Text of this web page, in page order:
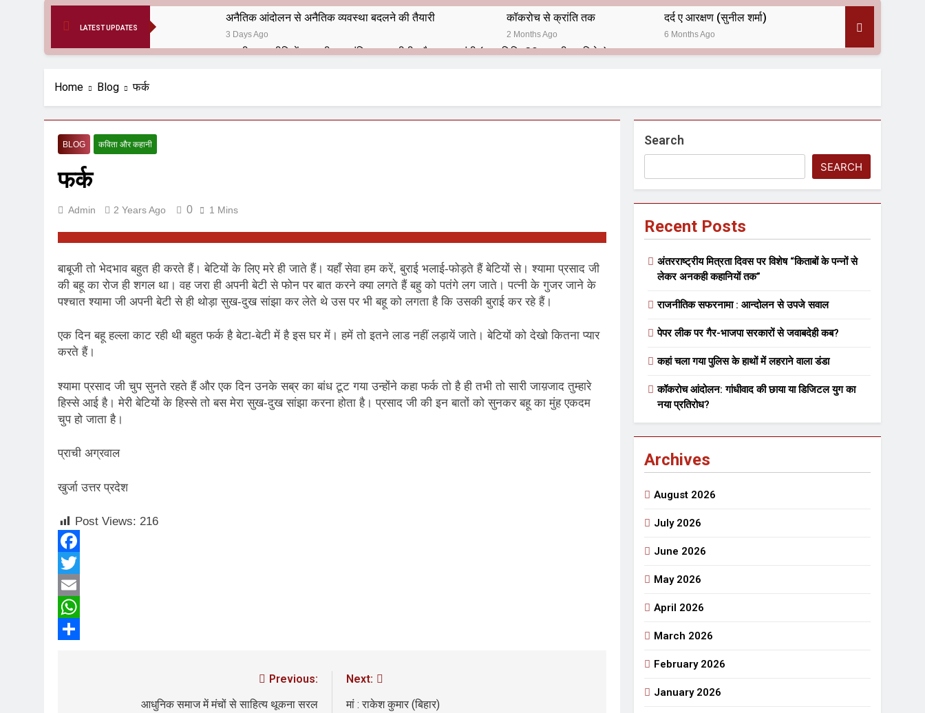
LATEST UPDATES
अनैतिक आंदोलन से अनैतिक व्यवस्था बदलने की तैयारी
3 Days Ago
कॉकरोच से क्रांति तक
2 Months Ago
दर्द ए आरक्षण (सुनील शर्मा)
6 Months Ago
भारतीय राजनीति में आज भी प्रासांगिक एव अद्वीतीय है महात्मा गांधी (पुण्य तिथि-30 जनवरी पर विशेष)
हरियाणा सरकार के बाबा बंदा सिंह बहादुर की स्मृति में स्मारक निर्माण की दिशा में बढ़ते कदम
1 Year Ago
1 Year Ago
अनुराधा प्रकाशन, नई दिल्ली द्वारा ‘पुस्तक लोकार्पण, काव्य गोष्ठी एवं सम्मान समारोह’ का भव्य आयोजन
2 Years Ago
कितना बदल गया इंसान’ (सम्पादकीय) अबकी बार हुए न पार
2 Years Ago
2 Years Ago
समाज सेवा मे तत्पर दानवीर परिवार
2 Years Ago
“अंतर्राष्ट्रीय महिला दिवस “ की बहुत बहुत बधाई
2 Years Ago
भारत रत्न जननायक कर्पूरी ठाकुर
3 Years Ago
विश्व पुस्तक मेले (10-18 फरवरी) में अनुराधा प्रकाशन के स्टाल पर अपनी पुस्तक को प्रदर्शित/विमोचन हेतु संपर्क करें
3 Years Ago
श्री हनुमानजी का जन्म महोत्सव का भव्य आयोजन
राजनीतिक सफरनामा : आन्दोलन से उपजे सवाल
पेपर लीक पर गैर-भाजपा सरकारों से जवाबदेही कब? कहां चला गया पुलिस के हाथों में लहराने वाला डंडा
कॉकरोच आंदोलन: गांधीवाद की छाया या डिजिटल युग का नया प्रतिरोध?
Home Blog फर्क
BLOG कविता और कहानी
फर्क
Admin 2 Years Ago 0 1 Mins
बाबूजी तो भेदभाव बहुत ही करते हैं। बेटियों के लिए मरे ही जाते हैं। यहाँ सेवा हम करें, बुराई भलाई-फोड़ते हैं बेटियों से। श्यामा प्रसाद जी
की बहू का रोज ही शगल था। वह जरा ही अपनी बेटी से फोन पर बात करने क्या लगते हैं बहु को पतंगे लग जाते। पत्नी के गुजर जाने के
पश्चात श्यामा जी अपनी बेटी से ही थोड़ा सुख-दुख सांझा कर लेते थे उस पर भी बहू को लगता है कि उसकी बुराई कर रहे हैं।
एक दिन बहू हल्ला काट रही थी बहुत फर्क है बेटा-बेटी में है इस घर में। हमें तो इतने लाड नहीं लड़ायें जाते‌। बेटियों को देखो कितना प्यार
करते हैं।
श्यामा प्रसाद जी चुप सुनते रहते हैं और एक दिन उनके सब्र का बांध टूट गया उन्होंने कहा फर्क तो है ही तभी तो सारी जाय़जाद तुम्हारे
हिस्से आई है। मेरी बेटियों के हिस्से तो बस मेरा सुख-दुख सांझा करना होता है। प्रसाद जी की इन बातों को सुनकर बहू का मुंह एकदम
चुप हो जाता है।
प्राची अग्रवाल
खुर्जा उत्तर प्रदेश
Post Views: 216
Facebook
Twitter
Email
WhatsApp
Previous:
आधुनिक समाज में मंचों से साहित्य थूकना सरल
Next:
मां : राकेश कुमार (बिहार)
Search
SEARCH
Recent Posts
अंतरराष्ट्रीय मित्रता दिवस पर विशेष “किताबों के पन्नों से
लेकर अनकही कहानियों तक”
राजनीतिक सफरनामा : आन्दोलन से उपजे सवाल
पेपर लीक पर गैर-भाजपा सरकारों से जवाबदेही कब?
कहां चला गया पुलिस के हाथों में लहराने वाला डंडा
कॉकरोच आंदोलन: गांधीवाद की छाया या डिजिटल युग का
नया प्रतिरोध?
Archives
August 2026
July 2026
June 2026
May 2026
April 2026
March 2026
February 2026
January 2026